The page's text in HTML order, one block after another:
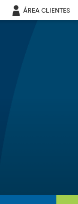
ÁREA CLIENTES